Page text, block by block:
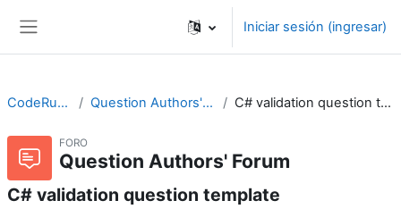
Iniciar sesión (ingresar)
CodeRunner Question Authors' Forum C# validation question template
FORO
Question Authors' Forum
C# validation question template